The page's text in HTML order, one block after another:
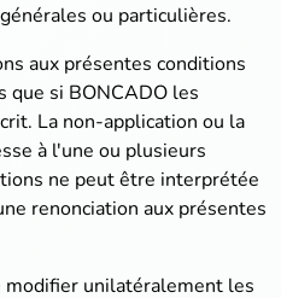
ou particulières.
aux présentes conditions
que si BONCADO les
La non-application ou la
à l'une ou plusieurs
ne peut être interprétée
renonciation aux présentes
modifier unilatéralement les